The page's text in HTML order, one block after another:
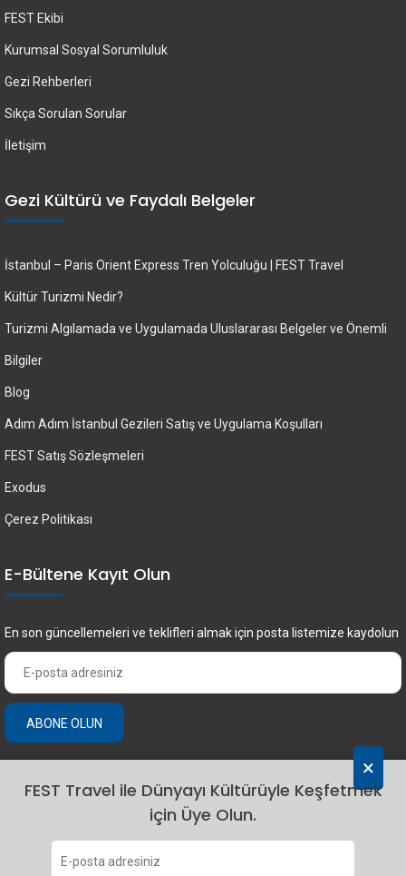
×
FEST Travel ile Dünyayı Kültürüyle Keşfetmek
için Üye Olun.
FEST Ekibi
Kurumsal Sosyal Sorumluluk
Gezi Rehberleri
Sıkça Sorulan Sorular
İletişim
Gezi Kültürü ve Faydalı Belgeler
İstanbul – Paris Orient Express Tren Yolculuğu | FEST Travel
Kültür Turizmi Nedir?
Turizmi Algılamada ve Uygulamada Uluslararası Belgeler ve Önemli
Bilgiler
Blog
Adım Adım İstanbul Gezileri Satış ve Uygulama Koşulları
FEST Satış Sözleşmeleri
Exodus
Çerez Politikası
E-Bültene Kayıt Olun
En son güncellemeleri ve teklifleri almak için posta listemize kaydolun
ABONE OLUN
2024 Fest Travel. Tüm hakları saklıdır.